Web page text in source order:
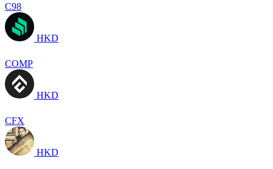
C98
HKD
COMP
HKD
CFX
HKD